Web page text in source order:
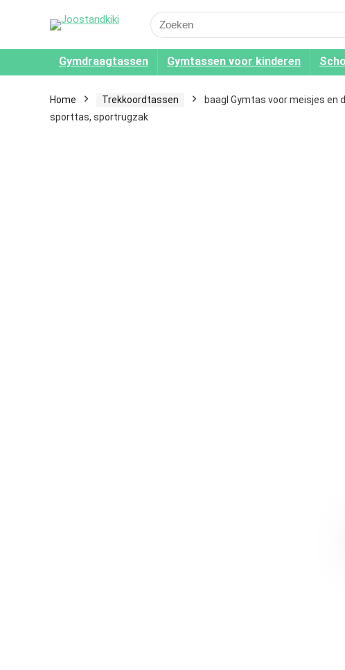
Search
for:
Gymdraagtassen Gymtassen voor kinderen
Home Trekkoordtassen
baagl Gymtas voor meisjes
sporttas, sportrugzak